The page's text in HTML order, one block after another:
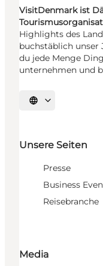
VisitDenmark ist
Highlights des
buchstäblich unser
du jede Menge
unternehmen und
Sprache auswählen
Unsere Seiten
Presse
Business
Reisebranche
Media